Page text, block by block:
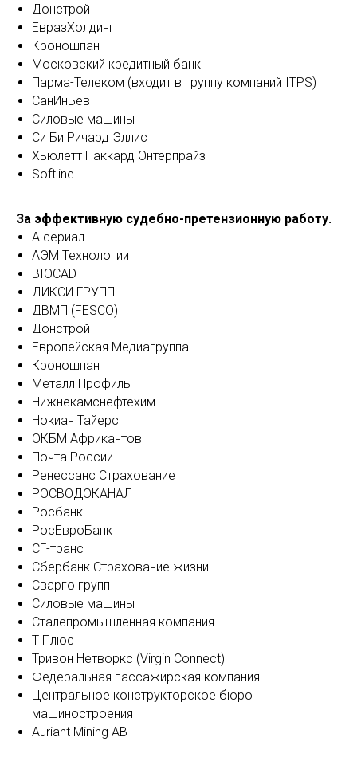
Донстрой
ЕвразХолдинг
Кроношпан
Московский кредитный банк
Парма-Телеком (входит в группу компаний ITPS)
СанИнБев
Силовые машины
Си Би Ричард Эллис
Хьюлетт Паккард Энтерпрайз
Softline
За эффективную судебно-претензионную работу.
А сериал
АЭМ Технологии
BIOCAD
ДИКСИ ГРУПП
ДВМП (FESCO)
Донстрой
Европейская Медиагруппа
Кроношпан
Металл Профиль
Нижнекамснефтехим
Нокиан Тайерс
ОКБМ Африкантов
Почта России
Ренессанс Страхование
РОСВОДОКАНАЛ
Росбанк
РосЕвроБанк
СГ-транс
Сбербанк Страхование жизни
Сварго групп
Силовые машины
Сталепромышленная компания
Т Плюс
Тривон Нетворкс (Virgin Connect)
Федеральная пассажирская компания
Центральное конструкторское бюро
машиностроения
Auriant Mining AB